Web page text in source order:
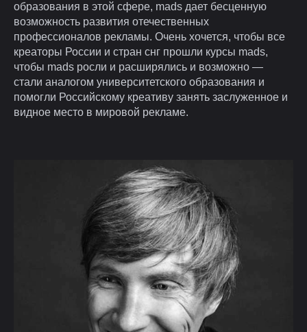
образования в этой сфере, mads дает бесценную
возможность развития отечественных
профессионалов рекламы. Очень хочется, чтобы все
креаторы России и стран снг прошли курсы mads,
чтобы mads росли и расширялись и возможно —
стали аналогом университетского образования и
помогли Российскому креативу занять заслуженное и
видное место в мировой рекламе.